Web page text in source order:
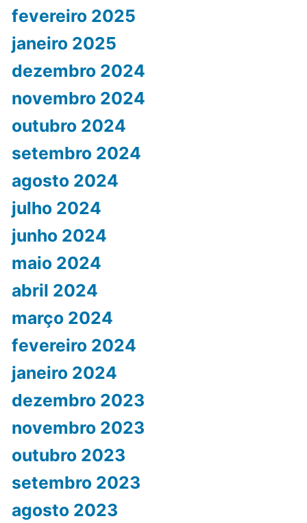
fevereiro 2025
janeiro 2025
dezembro 2024
novembro 2024
outubro 2024
setembro 2024
agosto 2024
julho 2024
junho 2024
maio 2024
abril 2024
março 2024
fevereiro 2024
janeiro 2024
dezembro 2023
novembro 2023
outubro 2023
setembro 2023
agosto 2023